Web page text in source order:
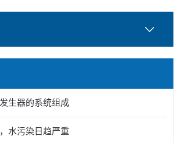
生器的系统组成
水污染日趋严重